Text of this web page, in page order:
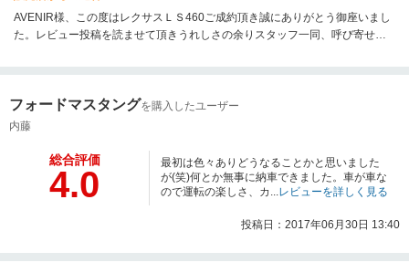
AVENIR様、この度はレクサスＬＳ460ご成約頂き誠にありがとう御座いまし
た。レビュー投稿を読ませて頂きうれしさの余りスタッフ一同、呼び寄せミ
御座います。。。改善点を見つけ日々修正し少しずつ成長させて頂いており
しております。ＡＶＥＮＩＲ様のお人柄も非常に温かく勉強させて頂きまし
た。是非またの機会御座いましたら御連絡お待ちしております。今後とも宜
フォードマスタングを購入したユーザー
内藤
総合評価
4.0
最初は色々ありどうなることかと思いました
が(笑)何とか無事に納車できました。車が車な
ので運転の楽しさ、カ...レビューを詳しく見る
投稿日：2017年06月30日 13:40